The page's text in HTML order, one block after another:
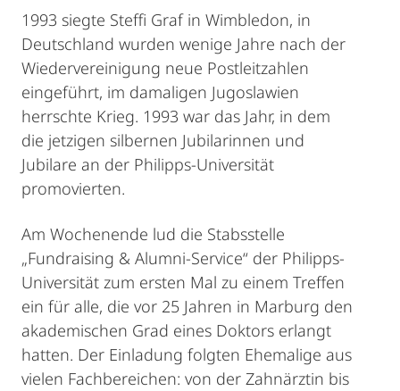
1993 siegte Steffi Graf in Wimbledon, in
Deutschland wurden wenige Jahre nach der
Wiedervereinigung neue Postleitzahlen
eingeführt, im damaligen Jugoslawien
herrschte Krieg. 1993 war das Jahr, in dem
die jetzigen silbernen Jubilarinnen und
Jubilare an der Philipps-Universität
promovierten.
Am Wochenende lud die Stabsstelle
„Fundraising & Alumni-Service“ der Philipps-
Universität zum ersten Mal zu einem Treffen
ein für alle, die vor 25 Jahren in Marburg den
akademischen Grad eines Doktors erlangt
hatten. Der Einladung folgten Ehemalige aus
vielen Fachbereichen: von der Zahnärztin bis